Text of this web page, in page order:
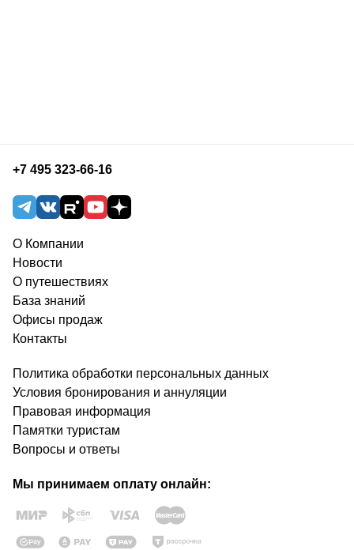
+7 495 323-66-16
О Компании
Новости
О путешествиях
База знаний
Офисы продаж
Контакты
Политика обработки персональных данных
Условия бронирования и аннуляции
Правовая информация
Памятки туристам
Вопросы и ответы
Мы принимаем оплату онлайн: